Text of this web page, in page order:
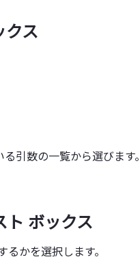
クス
引数の一覧から選びます。
ト ボックス
かを選択します。